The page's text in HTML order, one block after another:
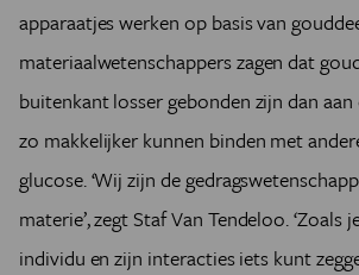
apparaatjes werken op basis van
materiaalwetenschappers zagen dat
buitenkant losser gebonden zijn dan
zo makkelijker kunnen binden met
glucose. ‘Wij zijn de
materie’, zegt Staf Van Tendeloo. ‘Zoals
individu en zijn interacties iets kunt